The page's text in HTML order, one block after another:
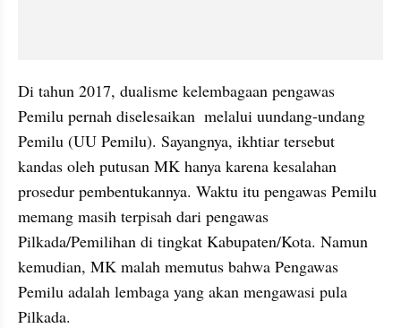
Di tahun 2017, dualisme kelembagaan pengawas
Pemilu pernah diselesaikan  melalui uundang-undang
Pemilu (UU Pemilu). Sayangnya, ikhtiar tersebut
kandas oleh putusan MK hanya karena kesalahan
prosedur pembentukannya. Waktu itu pengawas Pemilu
memang masih terpisah dari pengawas
Pilkada/Pemilihan di tingkat Kabupaten/Kota. Namun
kemudian, MK malah memutus bahwa Pengawas
Pemilu adalah lembaga yang akan mengawasi pula
Pilkada.